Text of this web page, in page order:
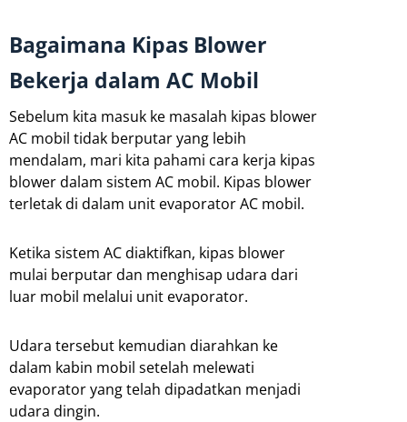
Bagaimana Kipas Blower
Bekerja dalam AC Mobil
Sebelum kita masuk ke masalah kipas blower
AC mobil tidak berputar yang lebih
mendalam, mari kita pahami cara kerja kipas
blower dalam sistem AC mobil. Kipas blower
terletak di dalam unit evaporator AC mobil.
Ketika sistem AC diaktifkan, kipas blower
mulai berputar dan menghisap udara dari
luar mobil melalui unit evaporator.
Udara tersebut kemudian diarahkan ke
dalam kabin mobil setelah melewati
evaporator yang telah dipadatkan menjadi
udara dingin.